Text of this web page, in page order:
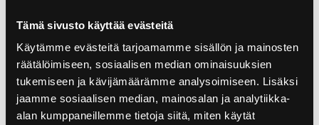
Tämä sivusto käyttää evästeitä
Käytämme evästeitä tarjoamamme sisällön ja mainosten
räätälöimiseen, sosiaalisen median ominaisuuksien
tukemiseen ja kävijämäärämme analysoimiseen. Lisäksi
jaamme sosiaalisen median, mainosalan ja analytiikka-
alan kumppaneillemme tietoja siitä, miten käytät
kestomuovituotteita.Saumaton säiliömäinen muoto
mahdollistaa kemikaalien käsittelyn ja käytön myös
paineistetussa systeemissä.
Säiliömäiset tuotteet: säiliöt, tankit
Kanavamaiset tuotteet: putkistot, ilmakanavistot